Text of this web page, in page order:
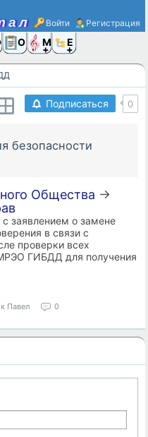
Войти Регистрация
Ещё
Подписаться 0
безопасности
Общества →
заявлением о замене
в связи с
проверки всех
ГИБДД для получения
Павел 0